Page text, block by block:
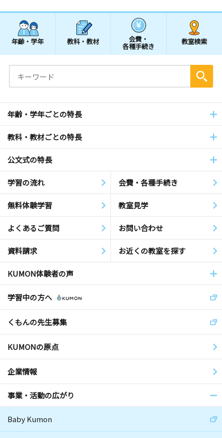
年齢・学年 教科・教材 会費・
各種手続き
教室検索
年齢・学年ごとの特長
教科・教材ごとの特長
公文式の特長
学習の流れ 会費・各種手続き
無料体験学習 教室見学
よくあるご質問 お問い合わせ
資料請求 お近くの教室を探す
KUMON体験者の声
学習中の方へ
くもんの先生募集
KUMONの原点
企業情報
事業・活動の広がり
Baby Kumon